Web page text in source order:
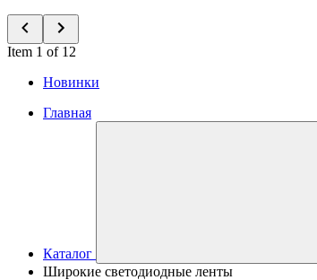
Item 1 of 12
Новинки
Главная
Каталог
Широкие светодиодные ленты